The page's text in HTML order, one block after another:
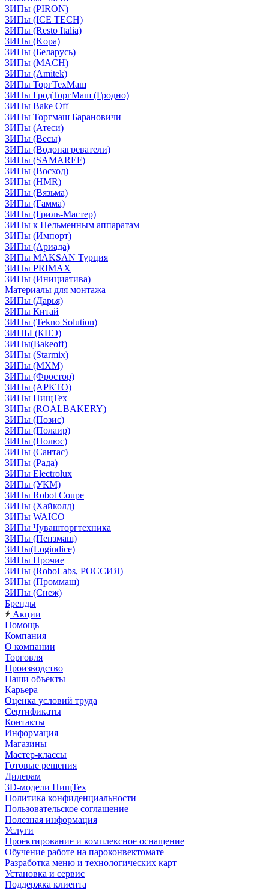
ЗИПы (PIRON)
ЗИПы (ICE TECH)
ЗИПы (Resto Italia)
ЗИПы (Kopa)
ЗИПы (Беларусь)
ЗИПы (MACH)
ЗИПы (Amitek)
ЗИПы ТоргТехМаш
ЗИПы ГродТоргМаш (Гродно)
ЗИПы Bake Off
ЗИПы Торгмаш Барановичи
ЗИПы (Атеси)
ЗИПы (Весы)
ЗИПы (Водонагреватели)
ЗИПы (SAMAREF)
ЗИПы (Восход)
ЗИПы (HMR)
ЗИПы (Вязьма)
ЗИПы (Гамма)
ЗИПы (Гриль-Мастер)
ЗИПы к Пельменным аппаратам
ЗИПы (Импорт)
ЗИПы (Ариада)
ЗИПы MAKSAN Турция
ЗИПы PRIMAX
ЗИПы (Инициатива)
Материалы для монтажа
ЗИПы (Дарья)
ЗИПы Китай
ЗИПы (Tekno Solution)
ЗИПЫ (КНЭ)
ЗИПы(Bakeoff)
ЗИПы (Starmix)
ЗИПы (МХМ)
ЗИПы (Фростор)
ЗИПы (АРКТО)
ЗИПы ПищТех
ЗИПы (ROALBAKERY)
ЗИПы (Позис)
ЗИПы (Полаир)
ЗИПы (Полюс)
ЗИПы (Сантас)
ЗИПы (Рада)
ЗИПы Electrolux
ЗИПы (УКМ)
ЗИПы Robot Coupe
ЗИПы (Хайколд)
ЗИПы WAICO
ЗИПы Чувашторгтехника
ЗИПы (Пензмаш)
ЗИПы(Logiudice)
ЗИПы Прочие
ЗИПы (RoboLabs, РОССИЯ)
ЗИПы (Проммаш)
ЗИПы (Снеж)
Бренды
Акции
Помощь
Компания
О компании
Торговля
Производство
Наши объекты
Карьера
Оценка условий труда
Сертификаты
Контакты
Информация
Магазины
Мастер-классы
Готовые решения
Дилерам
3D-модели ПищТех
Политика конфиденциальности
Пользовательское соглашение
Полезная информация
Услуги
Проектирование и комплексное оснащение
Обучение работе на пароконвектомате
Разработка меню и технологических карт
Установка и сервис
Поддержка клиента